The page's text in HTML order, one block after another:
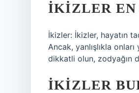
İKIZLER EN
İkizler: İkizler, hayatın
Ancak, yanlışlıkla onları
dikkatli olun, zodyağın
İKIZLER